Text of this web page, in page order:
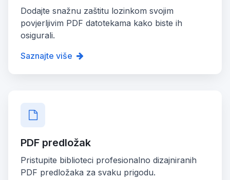
Dodajte snažnu zaštitu lozinkom svojim
povjerljivim PDF datotekama kako biste ih
osigurali.
Saznajte više
PDF predložak
Pristupite biblioteci profesionalno dizajniranih
PDF predložaka za svaku prigodu.